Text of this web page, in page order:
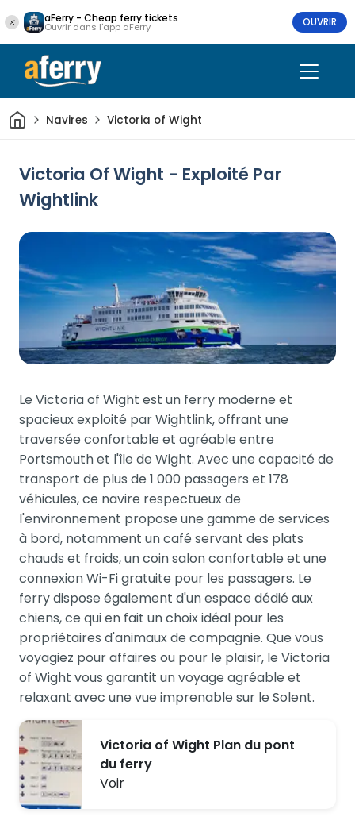
aFerry - Cheap ferry tickets
Ouvrir dans l'app aFerry OUVRIR
Maison
Navires Victoria of Wight
Victoria Of Wight - Exploité Par
Wightlink
Le Victoria of Wight est un ferry moderne et
spacieux exploité par Wightlink, offrant une
traversée confortable et agréable entre
Portsmouth et l'île de Wight. Avec une capacité de
transport de plus de 1 000 passagers et 178
véhicules, ce navire respectueux de
l'environnement propose une gamme de services
à bord, notamment un café servant des plats
chauds et froids, un coin salon confortable et une
connexion Wi-Fi gratuite pour les passagers. Le
ferry dispose également d'un espace dédié aux
chiens, ce qui en fait un choix idéal pour les
propriétaires d'animaux de compagnie. Que vous
voyagiez pour affaires ou pour le plaisir, le Victoria
of Wight vous garantit un voyage agréable et
relaxant avec une vue imprenable sur le Solent.
Victoria of Wight Plan du pont
du ferry
Voir